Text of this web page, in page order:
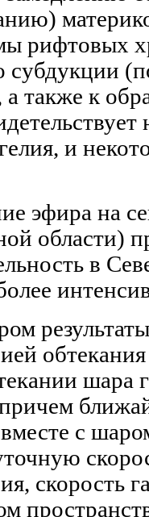
рифтовых
субдукции
также к
и
эфира на
области)
в
шара
с
скорость